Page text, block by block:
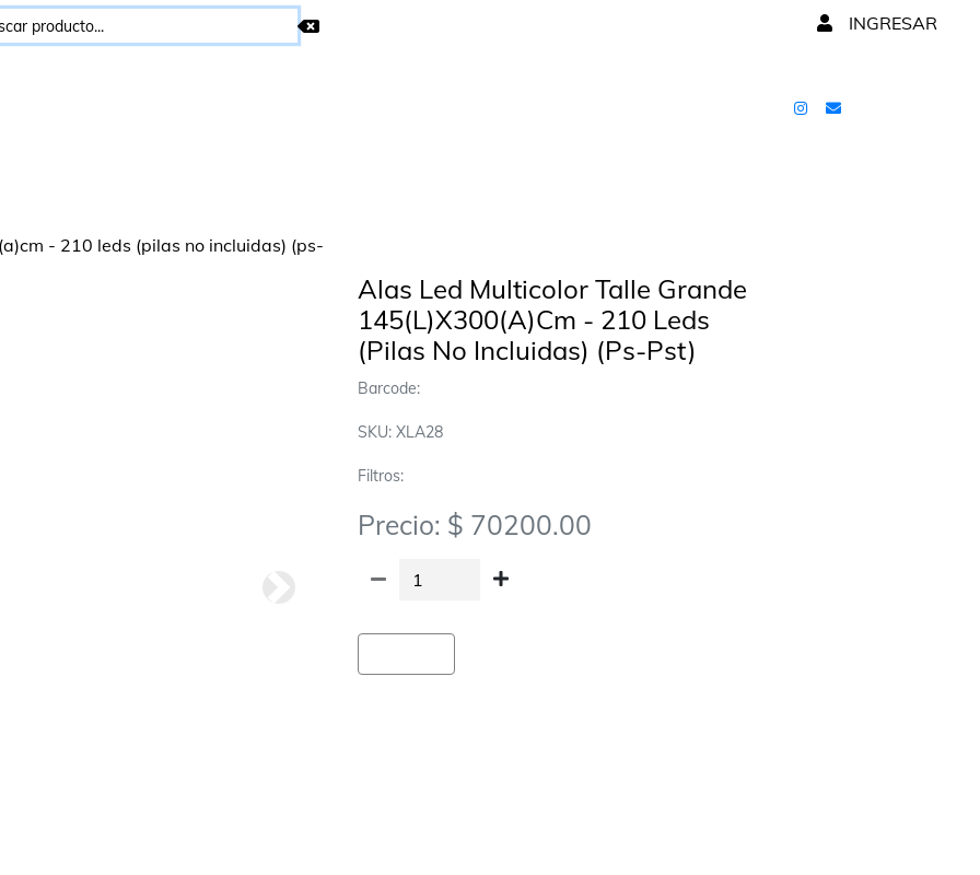
INGRESAR
Alas Led Multicolor Talle Grande
145(L)X300(A)Cm - 210 Leds
(Pilas No Incluidas) (Ps-Pst)
Barcode:
SKU: XLA28
Filtros:
Precio: $ 70200.00